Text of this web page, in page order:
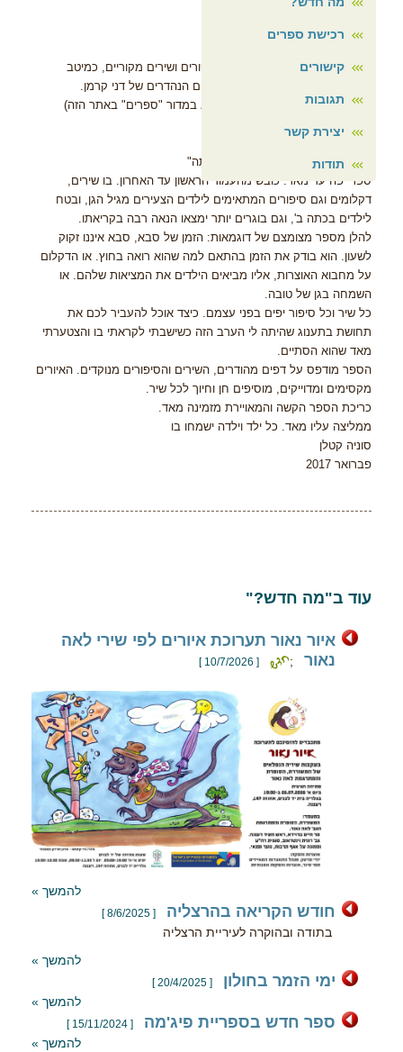
וגם שיר לא ארוך מדי.
זה די.
ועוד 60 עמודים מלאים וגדושים סיפורים ושירים מקוריים, כמיטב
כשרונה של לאה נאור, מלווים בציורים הנהדרים של דני קרמן.
(עוד פרטים על הספר אפשר למצוא במדור "ספרים" באתר הזה)
ביקורת של סוניה קטלן באתר "נוריתה"
ספר יפה עד מאד. כובש מהעמוד הראשון עד האחרון. בו שירים,
דקלומים וגם סיפורים המתאימים לילדים הצעירים מגיל הגן, ובטח
לילדים בכתה ב', וגם בוגרים יותר ימצאו הנאה רבה בקריאתו.
להלן מספר מצומצם של דוגמאות: הזמן של סבא, סבא איננו זקוק
לשעון. הוא בודק את הזמן בהתאם למה שהוא רואה בחוץ. או הדקלום
על מחבוא האוצרות, אליו מביאים הילדים את המציאות שלהם. או
השמחה בגן של טובה.
כל שיר וכל סיפור יפים בפני עצמם. כיצד אוכל להעביר לכם את
תחושת בתענוג שהיתה לי הערב הזה כשישבתי לקראתי בו והצטערתי
מאד שהוא הסתיים.
הספר מודפס על דפים מהודרים, השירים והסיפורים מנוקדים. האיורים
מקסימים ומדוייקים, מוסיפים חן וחיוך לכל שיר.
כריכת הספר הקשה והמאויירת מזמינה מאד.
ממליצה עליו מאד. כל ילד וילדה ישמחו בו
סוניה קטלן
פברואר 2017
עוד ב"מה חדש?"
איור נאור תערוכת איורים לפי שירי לאה
נאור ;
[ 10/7/2026 ]
להמשך »
חודש הקריאה בהרצליה [ 8/6/2025 ]
בתודה ובהוקרה לעיריית הרצליה
להמשך »
ימי הזמר בחולון [ 20/4/2025 ]
להמשך »
ספר חדש בספריית פיג'מה [ 15/11/2024 ]
להמשך »
רכישת ספרים
קישורים
תגובות
יצירת קשר
תודות